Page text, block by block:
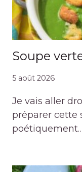
Soupe
5 août 2026
Je vais aller
préparer cette